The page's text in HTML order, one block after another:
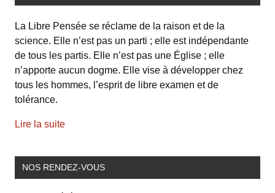
La Libre Pensée se réclame de la raison et de la
science. Elle n’est pas un parti ; elle est indépendante
de tous les partis. Elle n’est pas une Église ; elle
n’apporte aucun dogme. Elle vise à développer chez
tous les hommes, l’esprit de libre examen et de
tolérance.
Lire la suite
NOS RENDEZ-VOUS